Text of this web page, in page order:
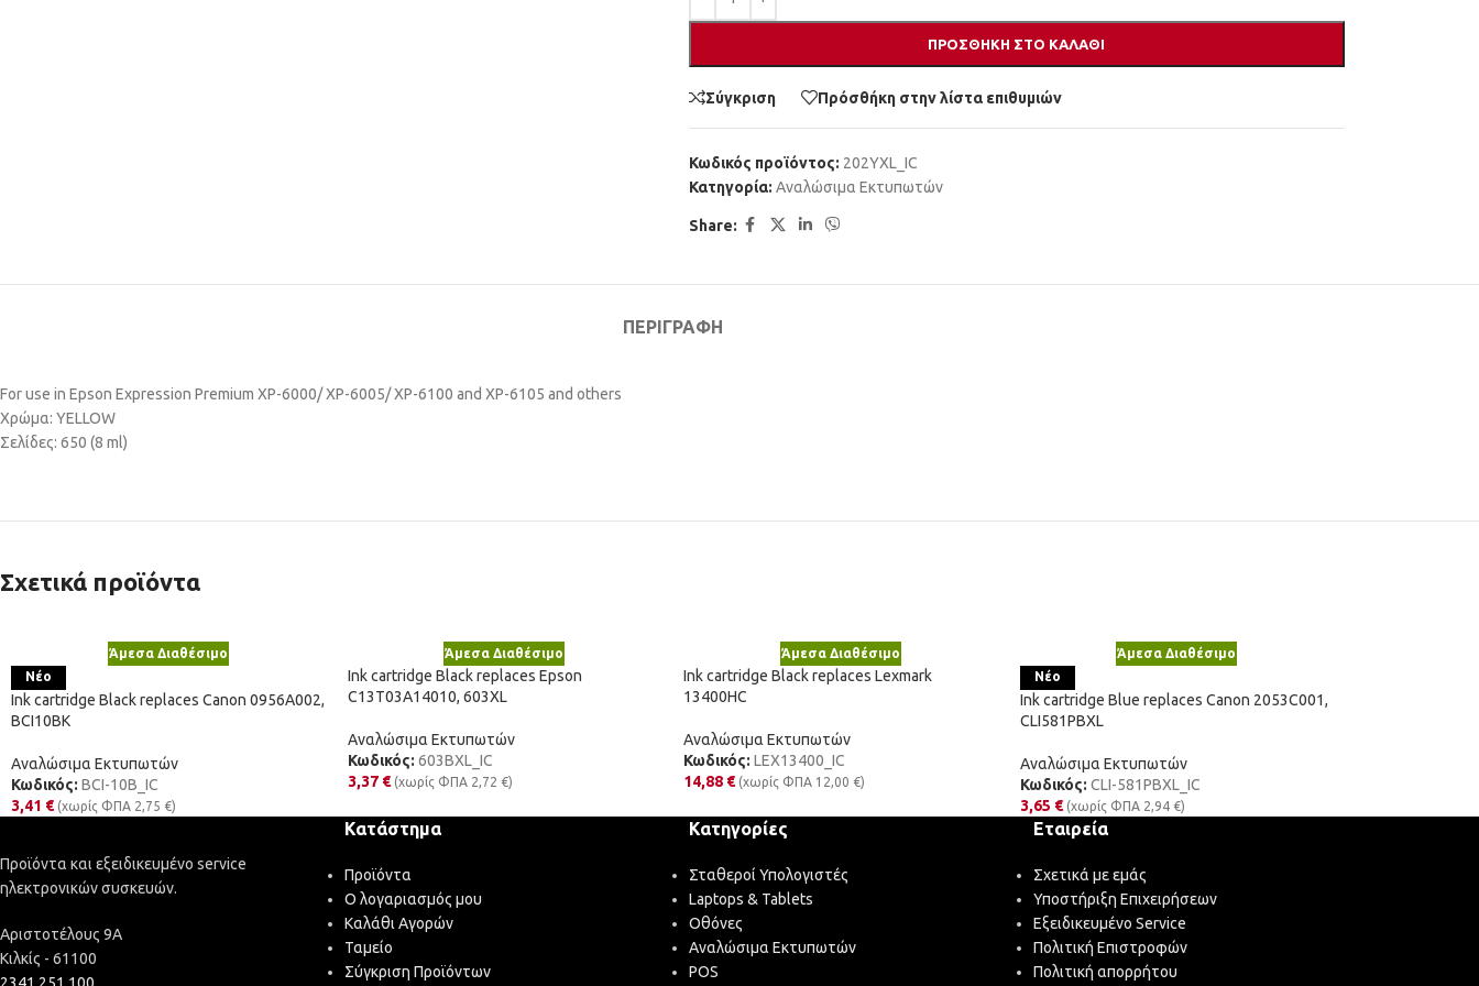
ΠΡΟΣΘΉΚΗ ΣΤΟ ΚΑΛΆΘΙ
Σύγκριση Πρόσθήκη στην λίστα επιθυμιών
Κωδικός προϊόντος: 202YXL_IC
Κατηγορία: Αναλώσιμα Εκτυπωτών
Share:
ΠΕΡΙΓΡΑΦΉ
For use in Epson Expression Premium XP-6000/ XP-6005/ XP-6100 and XP-6105 and others
Χρώμα: YELLOW
Σελίδες: 650 (8 ml)
Σχετικά προϊόντα
Άμεσα Διαθέσιμο
Νέο
Ink cartridge Black replaces Canon 0956A002,
BCI10BK
Αναλώσιμα Εκτυπωτών
Κωδικός: BCI-10B_IC
3,41 € (χωρίς ΦΠΑ 2,75 €)
Άμεσα Διαθέσιμο
Ink cartridge Black replaces Epson
C13T03A14010, 603XL
Αναλώσιμα Εκτυπωτών
Κωδικός: 603BXL_IC
3,37 € (χωρίς ΦΠΑ 2,72 €)
Άμεσα Διαθέσιμο
Ink cartridge Black replaces Lexmark
13400HC
Αναλώσιμα Εκτυπωτών
Κωδικός: LEX13400_IC
14,88 € (χωρίς ΦΠΑ 12,00 €)
Άμεσα Διαθέσιμο
Νέο
Ink cartridge Blue replaces Canon 2053C001,
CLI581PBXL
Αναλώσιμα Εκτυπωτών
Κωδικός: CLI-581PBXL_IC
3,65 € (χωρίς ΦΠΑ 2,94 €)
Προϊόντα και εξειδικευμένο service
ηλεκτρονικών συσκευών.
Αριστοτέλους 9Α
Κιλκίς - 61100
Κατάστημα
Προϊόντα
Ο λογαριασμός μου
Καλάθι Αγορών
Ταμείο
Σύγκριση Προϊόντων
Κατηγορίες
Σταθεροί Υπολογιστές
Laptops & Tablets
Οθόνες
Αναλώσιμα Εκτυπωτών
POS
Εταιρεία
Σχετικά με εμάς
Υποστήριξη Επιχειρήσεων
Εξειδικευμένο Service
Πολιτική Επιστροφών
Πολιτική απορρήτου